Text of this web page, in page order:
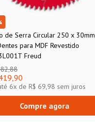
de Serra Circular 250 x 30mm
para MDF Revestido
Freud
6x de R$ 69,98 sem juros
Compre agora